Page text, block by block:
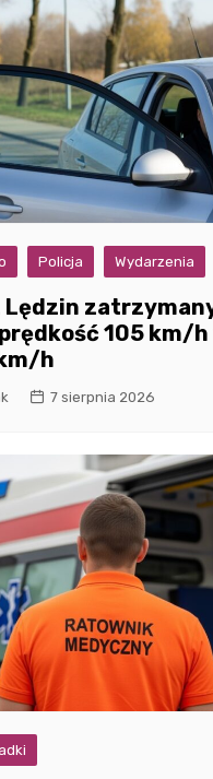
Policja Wydarzenia
Lędzin
105 km/h
h
7 sierpnia 2026